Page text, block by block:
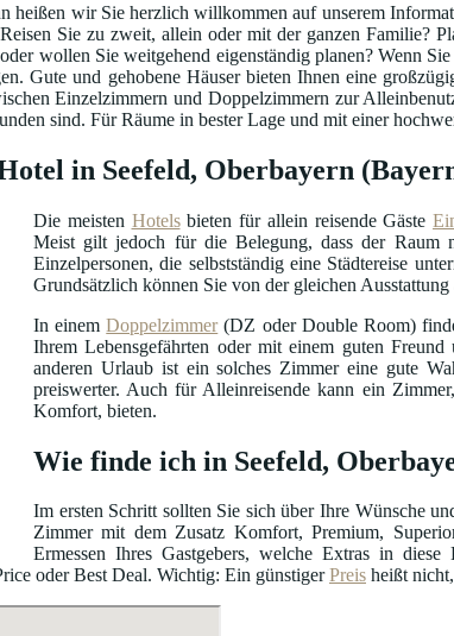
heißen wir Sie herzlich willkommen auf unserem
Sie zu zweit, allein oder mit der ganzen Familie?
wollen Sie weitgehend eigenständig planen? Wenn
Gute und gehobene Häuser bieten Ihnen eine
Einzelzimmern und Doppelzimmern zur
sind. Für Räume in bester Lage und mit einer
in Seefeld, Oberbayern
Die meisten Hotelsbieten für allein reisende Gäste
Meist gilt jedoch für die Belegung, dass der Raum
Einzelpersonen, die selbstständig eine Städtereise
Grundsätzlich können Sie von der gleichen
In einemDoppelzimmer(DZ oder Double Room)
Ihrem Lebensgefährten oder mit einem guten
anderen Urlaub ist ein solches Zimmer eine gute
preiswerter. Auch für Alleinreisende kann ein
Komfort, bieten.
Wie finde ich in Seefeld,
Im ersten Schritt sollten Sie sich über Ihre Wünsche
Zimmer mit dem Zusatz Komfort, Premium,
Ermessen Ihres Gastgebers, welche Extras in
oder Best Deal. Wichtig: Ein günstigerPreis heißt